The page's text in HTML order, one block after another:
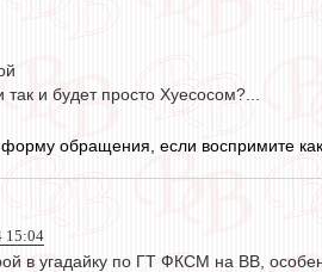
и будет просто Хуесосом?...
обращения, если воспримите
15:04
в угадайку по ГТ ФКСМ на ВВ,